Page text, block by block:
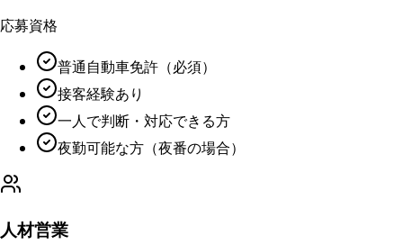
応募資格
普通自動車免許（必須）
接客経験あり
一人で判断・対応できる方
夜勤可能な方（夜番の場合）
人材営業